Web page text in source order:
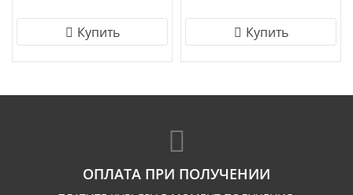
Купить Купить
ОПЛАТА ПРИ ПОЛУЧЕНИИ